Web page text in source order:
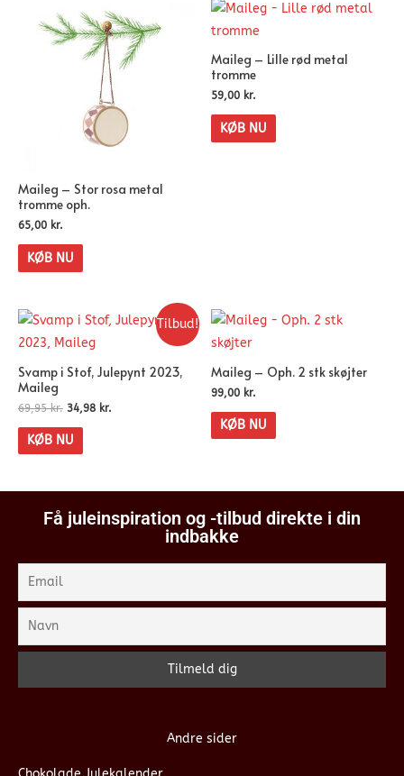
Maileg – Stor rosa metal
tromme oph.
65,00 kr.
KØB NU
Maileg – Lille rød metal
tromme
59,00 kr.
KØB NU
Tilbud!
Svamp i Stof, Julepynt 2023,
Maileg
69,95kr. 34,98 kr.
KØB NU
Maileg – Oph. 2 stk skøjter
99,00 kr.
KØB NU
Få juleinspiration og -tilbud direkte i din
indbakke
Andre sider